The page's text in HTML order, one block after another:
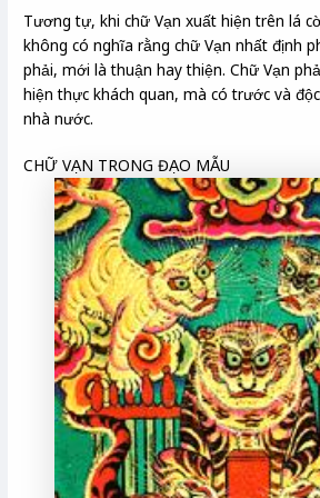
Tương tự, khi chữ Vạn xuất hiện trên lá
không có nghĩa rằng chữ Vạn nhất định
phải, mới là thuận hay thiện. Chữ Vạn
hiện thực khách quan, mà có trước và
nhà nước.
CHỮ VẠN TRONG ĐẠO MẪU